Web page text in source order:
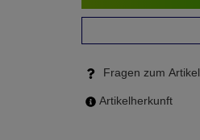
Fragen zum Artikel
Artikelherkunft